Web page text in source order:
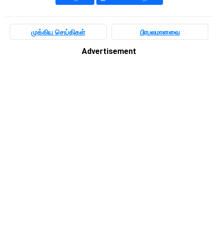
முக்கிய செய்திகள் பிரபலமானவை
Advertisement